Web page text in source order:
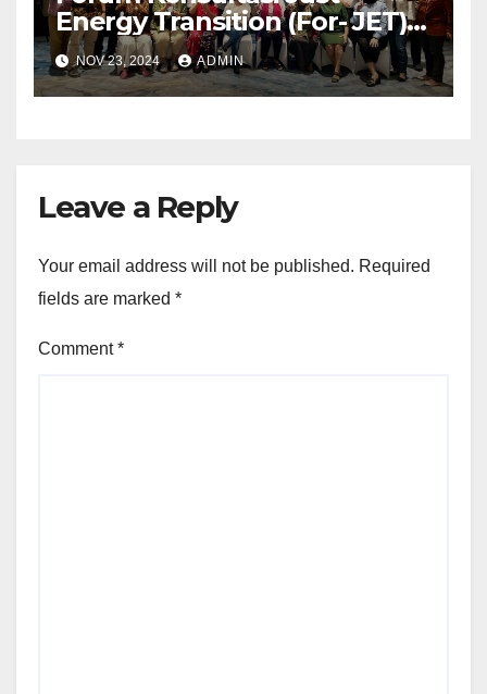
Energy Transition (For- JET)
Konfederasi SP/SB terbentuk
NOV 23, 2024 ADMIN
Leave a Reply
Your email address will not be published. Required
fields are marked *
Comment*